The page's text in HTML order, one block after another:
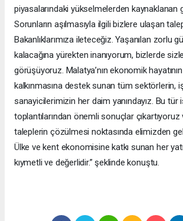
piyasalarındaki yükselmelerden kaynaklanan
Sorunların aşılmasıyla ilgili bizlere ulaşan
Bakanlıklarımıza ileteceğiz. Yaşanılan zorlu
kalacağına yürekten inanıyorum, bizlerde
görüşüyoruz. Malatya’nın ekonomik
kalkınmasına destek sunan tüm sektörlerin,
sanayicilerimizin her daim yanındayız. Bu tür
toplantılarından önemli sonuçlar çıkartıyoruz
taleplerin çözülmesi noktasında elimizden
Ülke ve kent ekonomisine katkı sunan her
kıymetli ve değerlidir.” şeklinde konuştu.